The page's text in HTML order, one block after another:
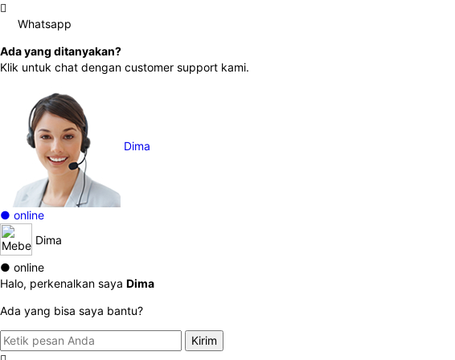
Whatsapp
Ada yang ditanyakan?
Klik untuk chat dengan customer support kami.
Dima
● online
Dima
● online
Halo, perkenalkan saya Dima
Ada yang bisa saya bantu?
Kirim